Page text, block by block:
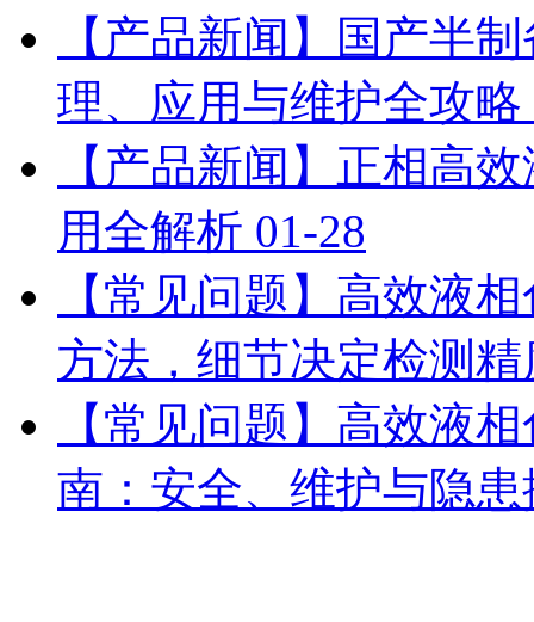
【产品新闻】国产半
理、应用与维护全攻略
【产品新闻】正相高
用全解析 01-28
【常见问题】高效液
方法，细节决定检测
【常见问题】高效液
南：安全、维护与隐